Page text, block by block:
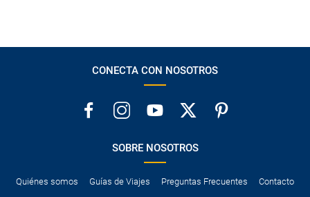
CONECTA CON NOSOTROS
SOBRE NOSOTROS
Quiénes somos Guías de Viajes Preguntas Frecuentes Contacto